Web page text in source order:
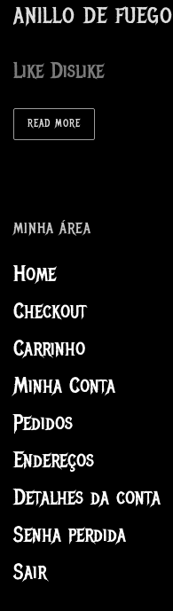
ANILLO DE FUEGO
Like Dislike
READ MORE
MINHA ÁREA
Home
Checkout
Carrinho
Minha Conta
Pedidos
Endereços
Detalhes da conta
Senha perdida
Sair